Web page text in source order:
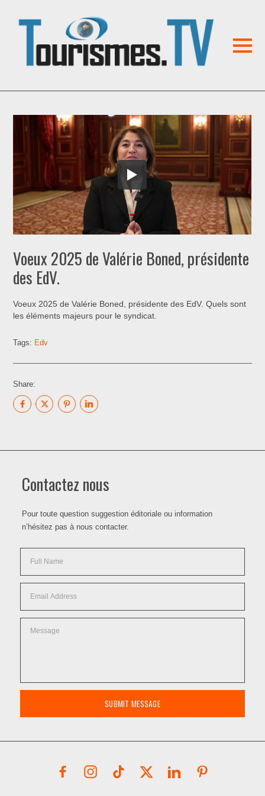
Voeux 2025 de Valérie Boned, présidente
des EdV.
Voeux 2025 de Valérie Boned, présidente des EdV. Quels sont
les éléments majeurs pour le syndicat.
Tags: Edv
Share:
Contactez nous
Pour toute question suggestion éditoriale ou information
n’hésitez pas à nous contacter.
SUBMIT MESSAGE